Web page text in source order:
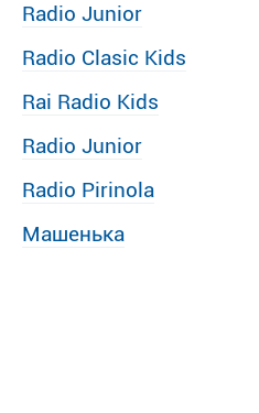
Radio Junior
Radio Clasic Kids
Rai Radio Kids
Radio Junior
Radio Pirinola
Машенька